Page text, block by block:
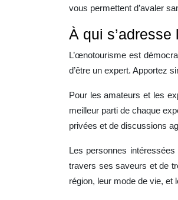
vous permettent d’avaler
À qui
L’œnotourisme est
d’être un expert. Apportez
Pour les amateurs et les
meilleur parti de chaque
privées et de discussions
Les personnes
travers ses saveurs et de
région, leur mode de vie,